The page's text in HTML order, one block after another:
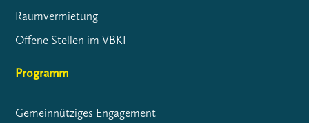
Raumvermietung
Offene Stellen im VBKI
Programm
Gemeinnütziges Engagement